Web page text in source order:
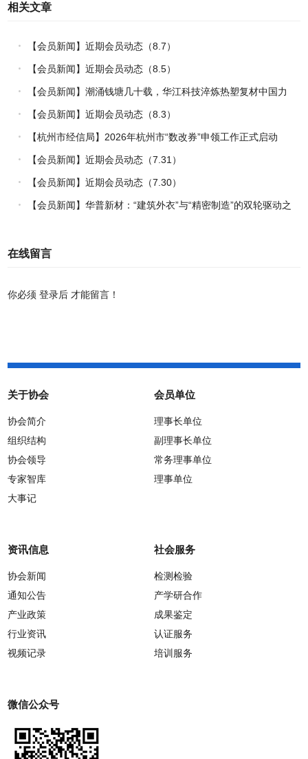
相关文章
【会员新闻】近期会员动态（8.7）
【会员新闻】近期会员动态（8.5）
【会员新闻】潮涌钱塘几十载，华江科技淬炼热塑复材中国力
量
【会员新闻】近期会员动态（8.3）
【杭州市经信局】2026年杭州市“数改券”申领工作正式启动
【会员新闻】近期会员动态（7.31）
【会员新闻】近期会员动态（7.30）
【会员新闻】华普新材：“建筑外衣”与“精密制造”的双轮驱动之
在线留言
你必须登录后 才能留言！
关于协会
协会简介
组织结构
协会领导
专家智库
大事记
会员单位
理事长单位
副理事长单位
常务理事单位
理事单位
资讯信息
协会新闻
通知公告
产业政策
行业资讯
视频记录
社会服务
检测检验
产学研合作
成果鉴定
认证服务
培训服务
微信公众号